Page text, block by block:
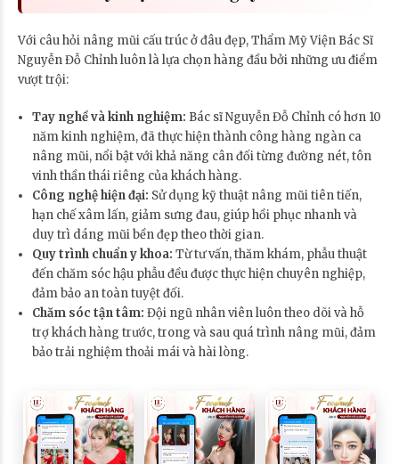
Với câu hỏi nâng mũi cấu trúc ở đâu đẹp, Thẩm Mỹ Viện Bác Sĩ
Nguyễn Đỗ Chỉnh luôn là lựa chọn hàng đầu bởi những ưu điểm
vượt trội:
Tay nghề và kinh nghiệm: Bác sĩ Nguyễn Đỗ Chỉnh có hơn 10
năm kinh nghiệm, đã thực hiện thành công hàng ngàn ca
nâng mũi, nổi bật với khả năng cân đối từng đường nét, tôn
vinh thần thái riêng của khách hàng.
Công nghệ hiện đại: Sử dụng kỹ thuật nâng mũi tiên tiến,
hạn chế xâm lấn, giảm sưng đau, giúp hồi phục nhanh và
duy trì dáng mũi bền đẹp theo thời gian.
Quy trình chuẩn y khoa: Từ tư vấn, thăm khám, phẫu thuật
đến chăm sóc hậu phẫu đều được thực hiện chuyên nghiệp,
đảm bảo an toàn tuyệt đối.
Chăm sóc tận tâm: Đội ngũ nhân viên luôn theo dõi và hỗ
trợ khách hàng trước, trong và sau quá trình nâng mũi, đảm
bảo trải nghiệm thoải mái và hài lòng.